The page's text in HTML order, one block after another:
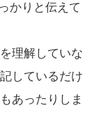
かりと伝えて
理解していな
しているだけ
あったりしま